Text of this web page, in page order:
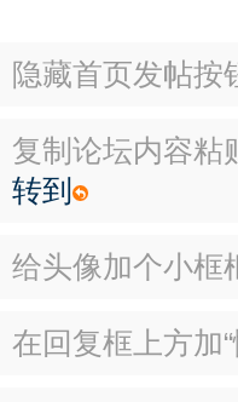
隐藏首页发帖按
复制论坛内容粘
转到
给头像加个小框
在回复框上方加